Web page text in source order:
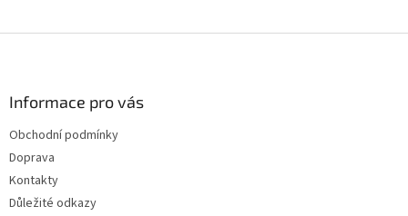
Informace pro vás
Obchodní podmínky
Doprava
Kontakty
Důležité odkazy